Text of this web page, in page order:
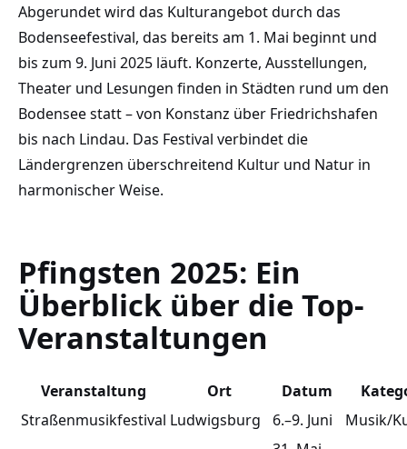
Abgerundet wird das Kulturangebot durch das
Bodenseefestival, das bereits am 1. Mai beginnt und
bis zum 9. Juni 2025 läuft. Konzerte, Ausstellungen,
Theater und Lesungen finden in Städten rund um den
Bodensee statt – von Konstanz über Friedrichshafen
bis nach Lindau. Das Festival verbindet die
Ländergrenzen überschreitend Kultur und Natur in
harmonischer Weise.
Pfingsten 2025: Ein
Überblick über die Top-
Veranstaltungen
Veranstaltung Ort Datum
Straßenmusikfestival Ludwigsburg 6.–9. Juni Musik/